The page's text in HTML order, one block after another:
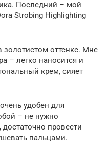
Последний – мой
Strobing Highlighting
золотистом оттенке. Мне
– легко наносится и
крем, сияет
удобен для
– не нужно
достаточно провести
пальцами.